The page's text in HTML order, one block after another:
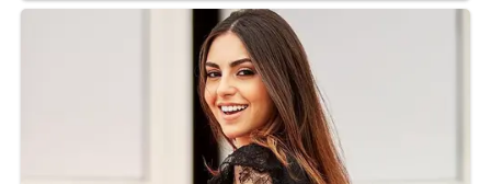
Une diva gabonaise au parcours
De son vrai nom Marie-Joséphine Kama, Patience
Dabany est née le 22 janvier 1944 à Brazzaville.
Originaire du Haut-Ogooué par ses parents, elle grandit